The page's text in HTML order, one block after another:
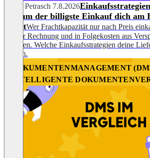
Lukas Petrasch 7.8.2026
Warum der billigste Einkauf dich am
kostetWer Frachtkapazität nur nach Preis
auf der Rechnung und in Folgekosten aus
Schäden. Welche Einkaufsstrategien deine
sichern.
DOKUMENTENMANAGEMENT
INTELLIGENTE